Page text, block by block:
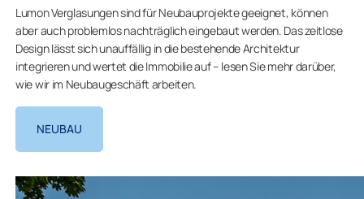
Lumon Verglasungen sind für Neubauprojekte geeignet, können
aber auch problemlos nachträglich eingebaut werden. Das zeitlose
Design lässt sich unauffällig in die bestehende Architektur
integrieren und wertet die Immobilie auf – lesen Sie mehr darüber,
wie wir im Neubaugeschäft arbeiten.
NEUBAU